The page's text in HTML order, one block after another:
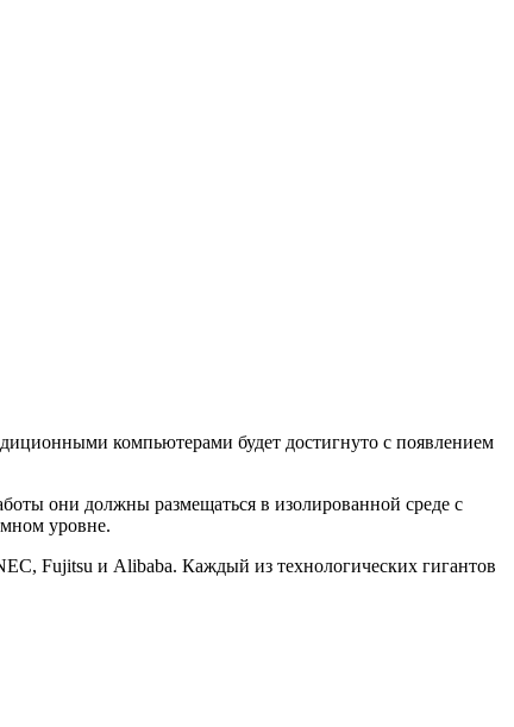
компьютерами будет достигнуто с появлением
они должны размещаться в изолированной среде с
уровне.
Fujitsu и Alibaba. Каждый из технологических гигантов